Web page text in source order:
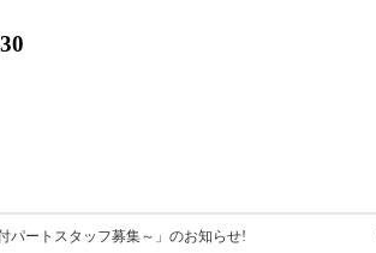
付パートスタッフ募集～」のお知らせ!